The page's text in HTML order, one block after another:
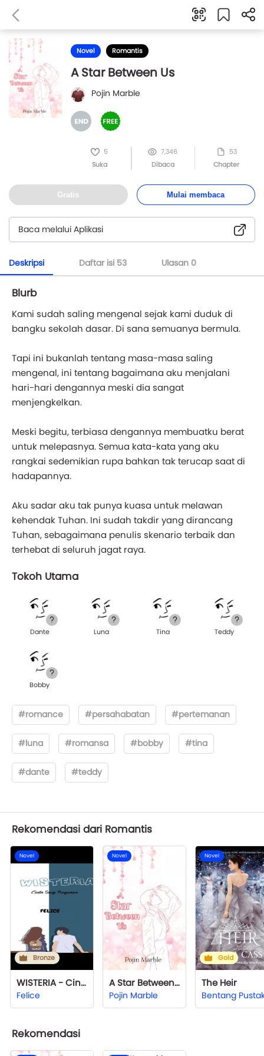
Novel Romantis
A Star Between Us
Pojin Marble
5
Suka
7,346
Dibaca
53
Chapter
Gratis Mulai membaca
Baca melalui Aplikasi
Deskripsi Daftar isi 53 Ulasan 0
Blurb
Kami sudah saling mengenal sejak kami duduk di
bangku sekolah dasar. Di sana semuanya bermula.
Tapi ini bukanlah tentang masa-masa saling
mengenal, ini tentang bagaimana aku menjalani
hari-hari dengannya meski dia sangat
menjengkelkan.
Meski begitu, terbiasa dengannya membuatku berat
untuk melepasnya. Semua kata-kata yang aku
rangkai sedemikian rupa bahkan tak terucap saat di
hadapannya.
Aku sadar aku tak punya kuasa untuk melawan
kehendak Tuhan. Ini sudah takdir yang dirancang
Tuhan, sebagaimana penulis skenario terbaik dan
terhebat di seluruh jagat raya.
Tokoh Utama
Dante Luna Tina Teddy
Bobby
#romance #persahabatan #pertemanan
#luna #romansa #bobby #tina
#dante #teddy
Rekomendasi dari Romantis
Novel
Bronze
WISTERIA - Cinta Sang Penguasa
Felice
Novel
A Star Between Us
Pojin Marble
Novel
Gold
The Heir
Bentang
Rekomendasi